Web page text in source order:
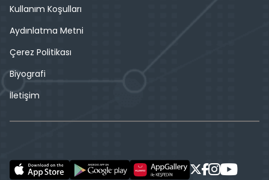
Kullanım Koşulları
Aydınlatma Metni
Çerez Politikası
Biyografi
İletişim